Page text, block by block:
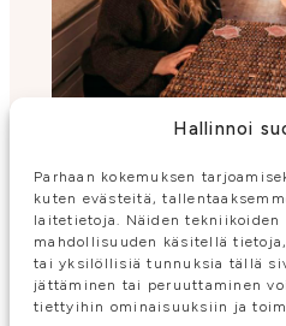
Hallinnoi
Parhaan kokemuksen
kuten evästeitä,
laitetietoja. Näiden tekniikoiden
mahdollisuuden käsitellä
tai yksilöllisiä tunnuksia tällä
jättäminen tai peruuttaminen
tiettyihin ominaisuuksiin ja
CABINS
Cabin Isokarhu
Iso-karhu is recently
combines tradition with